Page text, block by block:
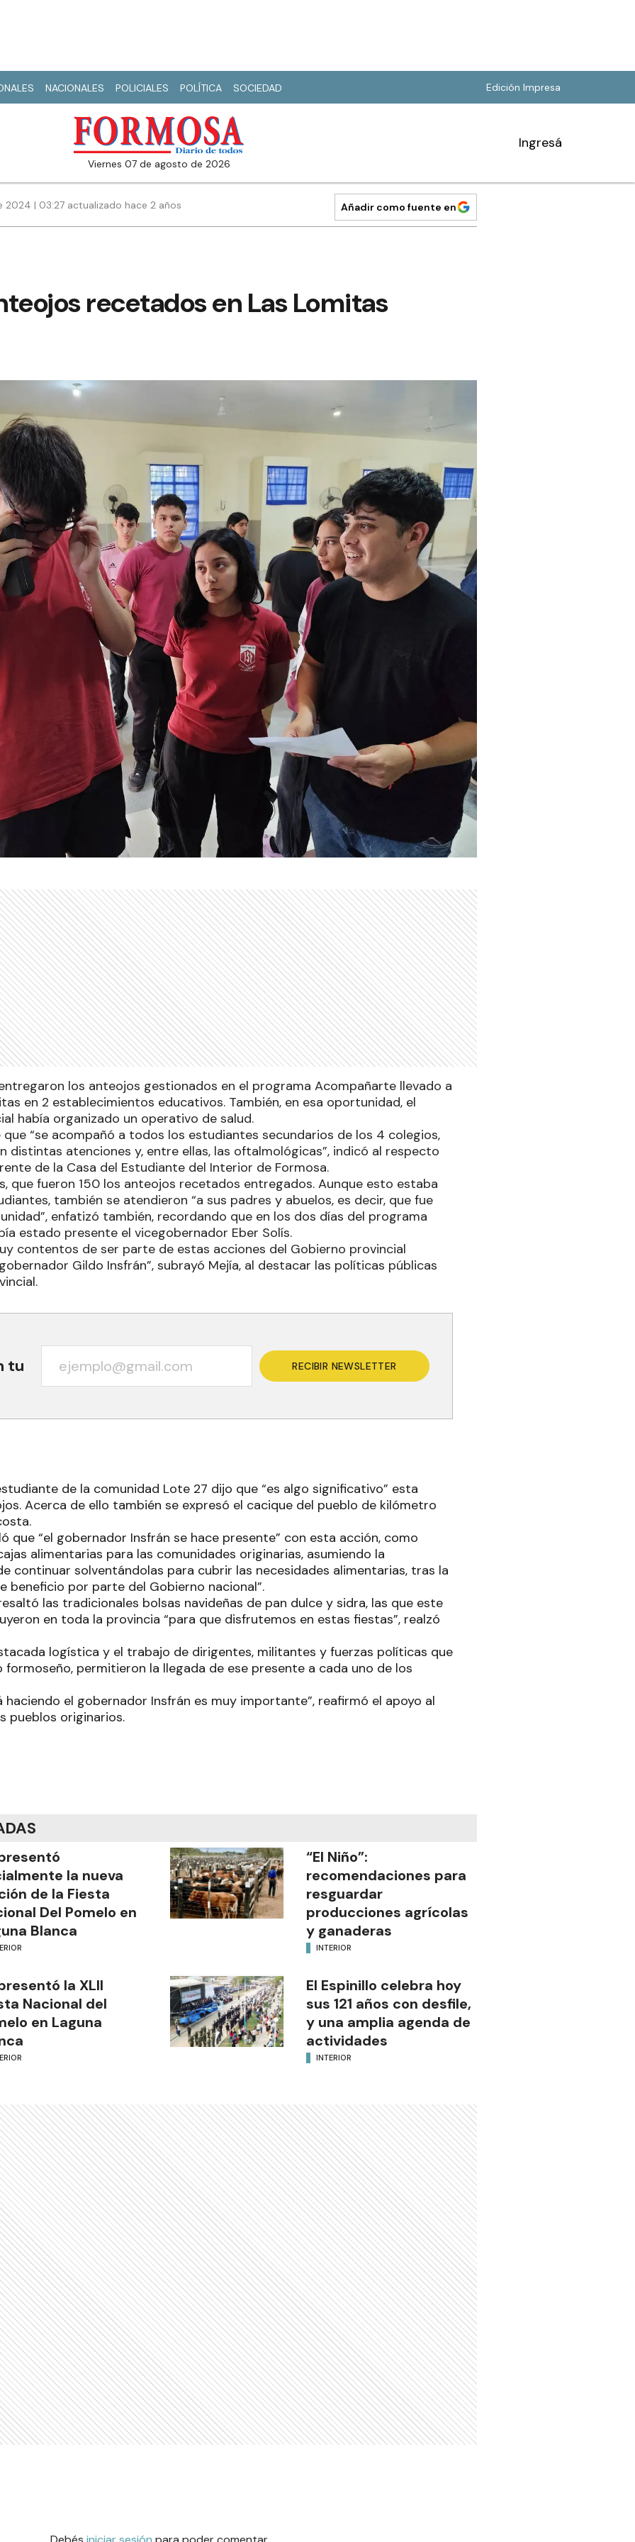
NACIONALES POLICIALES POLÍTICA SOCIEDAD Edición Impresa
viernes 07 de agosto de 2026
Ingresá
2024 | 03:27 actualizado hace 2 años Añadir como fuente en
recetados en Las Lomitas
entregaron los anteojos gestionados en el programa Acompañarte llevado a
en 2 establecimientos educativos. También, en esa oportunidad, el
había organizado un operativo de salud.
que “se acompañó a todos los estudiantes secundarios de los 4 colegios,
distintas atenciones y, entre ellas, las oftalmológicas”, indicó al respecto
de la Casa del Estudiante del Interior de Formosa.
que fueron 150 los anteojos recetados entregados. Aunque esto estaba
también se atendieron “a sus padres y abuelos, es decir, que fue
enfatizó también, recordando que en los dos días del programa
estado presente el vicegobernador Eber Solís.
contentos de ser parte de estas acciones del Gobierno provincial
Gildo Insfrán”, subrayó Mejía, al destacar las políticas públicas
tu RECIBIR NEWSLETTER
de la comunidad Lote 27 dijo que “es algo significativo” esta
Acerca de ello también se expresó el cacique del pueblo de kilómetro
que “el gobernador Insfrán se hace presente” con esta acción, como
alimentarias para las comunidades originarias, asumiendo la
continuar solventándolas para cubrir las necesidades alimentarias, tras la
beneficio por parte del Gobierno nacional”.
las tradicionales bolsas navideñas de pan dulce y sidra, las que este
en toda la provincia “para que disfrutemos en estas fiestas”, realzó
logística y el trabajo de dirigentes, militantes y fuerzas políticas que
formoseño, permitieron la llegada de ese presente a cada uno de los
haciendo el gobernador Insfrán es muy importante”, reafirmó el apoyo al
pueblos originarios.
la nueva
de la Fiesta
Del Pomelo en
Blanca
“El Niño”:
recomendaciones para
resguardar
producciones agrícolas
y ganaderas
INTERIOR
la XLII
Nacional del
en Laguna
El Espinillo celebra hoy
sus 121 años con desfile,
y una amplia agenda de
actividades
INTERIOR